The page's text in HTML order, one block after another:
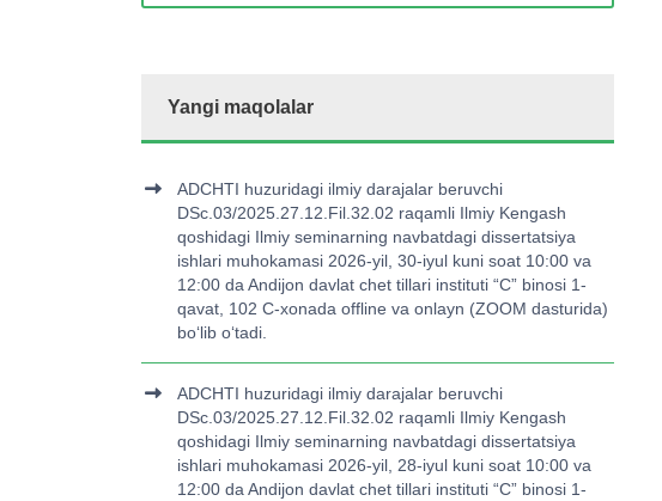
Yangi maqolalar
ADCHTI huzuridagi ilmiy darajalar beruvchi
DSc.03/2025.27.12.Fil.32.02 raqamli Ilmiy Kengash
qoshidagi Ilmiy seminarning navbatdagi dissertatsiya
ishlari muhokamasi 2026-yil, 30-iyul kuni soat 10:00 va
12:00 da Andijon davlat chet tillari instituti “C” binosi 1-
qavat, 102 C-xonada offline va onlayn (ZOOM dasturida)
bo‘lib o‘tadi.
ADCHTI huzuridagi ilmiy darajalar beruvchi
DSc.03/2025.27.12.Fil.32.02 raqamli Ilmiy Kengash
qoshidagi Ilmiy seminarning navbatdagi dissertatsiya
ishlari muhokamasi 2026-yil, 28-iyul kuni soat 10:00 va
12:00 da Andijon davlat chet tillari instituti “C” binosi 1-